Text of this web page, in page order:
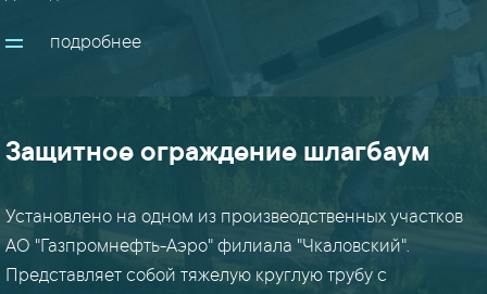
м/
к
(14)
подробнее
Защитное ограждение шлагбаум
Установлено на одном из произвеодственных участков
АО "Газпромнефть-Аэро" филиала "Чкаловский".
Представляет собой тяжелую круглую трубу с